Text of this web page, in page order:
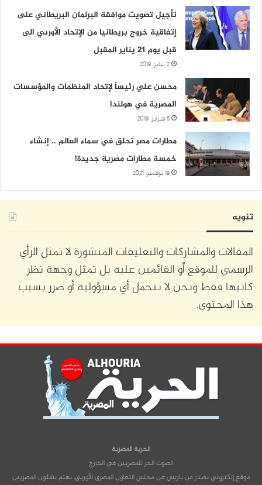
تأجيل تصويت موافقة البرلمان البريطاني على
إتفاقية خروج بريطانيا من الإتحاد الأوربي الى
قبل يوم 21 يناير المقبل
2 يناير، 2019
محسن علي رئيساً لإتحاد المنظمات والمؤسسات
المصرية في هولندا
5 فبراير، 2019
مطارات مصر تحلق في سماء العالم .. إنشاء
خمسة مطارات مصرية جديدة!
19 نوفمبر، 2021
تنويه
المقالات والمشاركات والتعليقات المنشورة لا تمثل الرأي
الرسمي للموقع أو القائمين عليه بل تمثل وجهة نظر
كاتبها فقط ونحن لا نتحمل أي مسؤولية أو ضرر بسبب
هذا المحتوى.
الحرية المصرية
الصوت الحر للمصريين في الخارج
موقع إلكتروني يصدر من باريس عن مجلس التعاون المصري الأوربي، يهتم بشئون المصريين